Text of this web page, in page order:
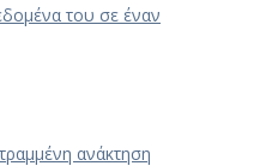
του σε έναν
ανάκτηση